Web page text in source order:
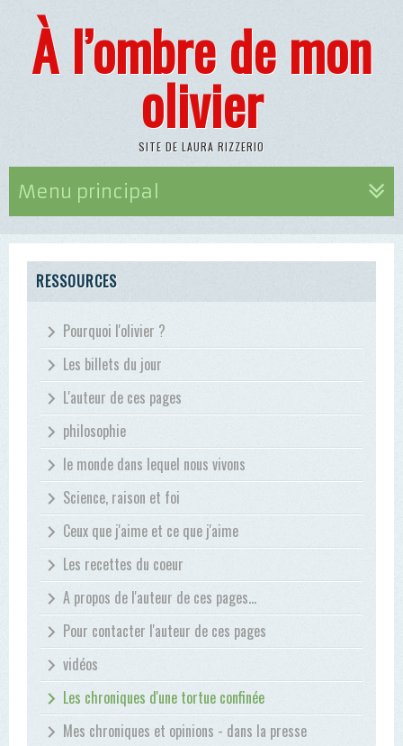
À l’ombre de mon
olivier
SITE DE LAURA RIZZERIO
Menu principal
RESSOURCES
Pourquoi l'olivier ?
Les billets du jour
L'auteur de ces pages
philosophie
le monde dans lequel nous vivons
Science, raison et foi
Ceux que j'aime et ce que j'aime
Les recettes du coeur
A propos de l'auteur de ces pages...
Pour contacter l'auteur de ces pages
vidéos
Les chroniques d'une tortue confinée
Mes chroniques et opinions - dans la presse